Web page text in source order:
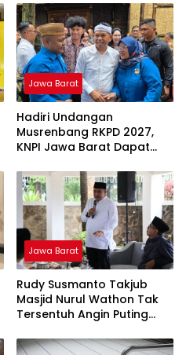
Jawa Barat
Hadiri Undangan
Musrenbang RKPD 2027,
KNPI Jawa Barat Dapat
Jawa Barat
Rudy Susmanto Takjub
Masjid Nurul Wathon Tak
Tersentuh Angin Puting